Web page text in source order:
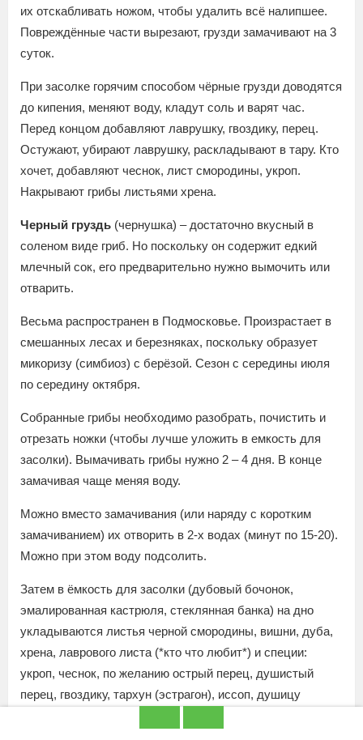
их отскабливать ножом, чтобы удалить всё налипшее.
Повреждённые части вырезают, грузди замачивают на 3
суток.
При засолке горячим способом чёрные грузди доводятся
до кипения, меняют воду, кладут соль и варят час.
Перед концом добавляют лаврушку, гвоздику, перец.
Остужают, убирают лаврушку, раскладывают в тару. Кто
хочет, добавляют чеснок, лист смородины, укроп.
Накрывают грибы листьями хрена.
Черный груздь (чернушка) – достаточно вкусный в
соленом виде гриб. Но поскольку он содержит едкий
млечный сок, его предварительно нужно вымочить или
отварить.
Весьма распространен в Подмосковье. Произрастает в
смешанных лесах и березняках, поскольку образует
микоризу (симбиоз) с берёзой. Сезон с середины июля
по середину октября.
Собранные грибы необходимо разобрать, почистить и
отрезать ножки (чтобы лучше уложить в емкость для
засолки). Вымачивать грибы нужно 2 – 4 дня. В конце
замачивая чаще меняя воду.
Можно вместо замачивания (или наряду с коротким
замачиванием) их отворить в 2-х водах (минут по 15-20).
Можно при этом воду подсолить.
Затем в ёмкость для засолки (дубовый бочонок,
эмалированная кастрюля, стеклянная банка) на дно
укладываются листья черной смородины, вишни, дуба,
хрена, лаврового листа (*кто что любит*) и специи:
укроп, чеснок, по желанию острый перец, душистый
перец, гвоздику, тархун (эстрагон), иссоп, душицу